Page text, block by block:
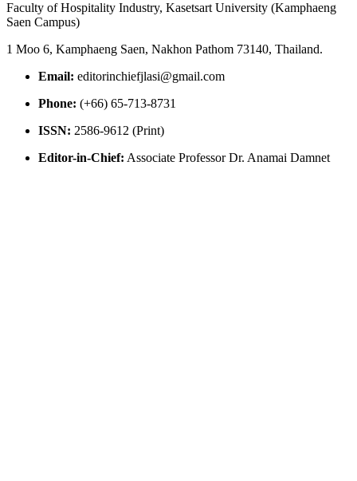
Faculty of Hospitality Industry, Kasetsart University (Kamphaeng
Saen Campus)
1 Moo 6, Kamphaeng Saen, Nakhon Pathom 73140, Thailand.
Email: editorinchiefjlasi@gmail.com
Phone: (+66) 65-713-8731
ISSN: 2586-9612 (Print)
Editor-in-Chief: Associate Professor Dr. Anamai Damnet